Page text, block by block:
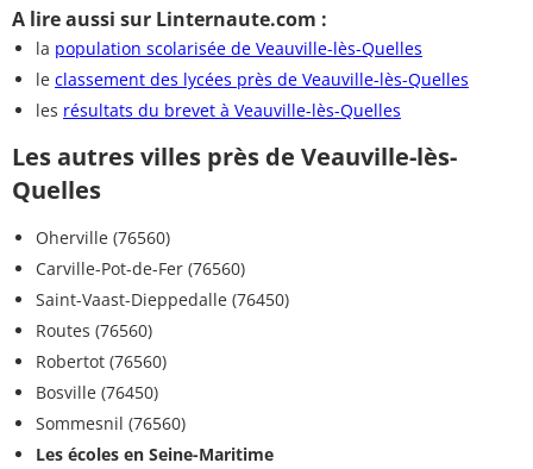
A lire aussi sur Linternaute.com :
la population scolarisée de Veauville-lès-Quelles
le classement des lycées près de Veauville-lès-Quelles
les résultats du brevet à Veauville-lès-Quelles
Les autres villes près de Veauville-lès-
Quelles
Oherville (76560)
Carville-Pot-de-Fer (76560)
Saint-Vaast-Dieppedalle (76450)
Routes (76560)
Robertot (76560)
Bosville (76450)
Sommesnil (76560)
Les écoles en Seine-Maritime